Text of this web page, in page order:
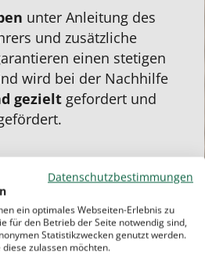
unter Anleitung des
und zusätzliche
einen stetigen
wird bei der Nachhilfe
gezieltgefordert und
Datenschutzbestimmungen
ein optimales Webseiten-Erlebnis zu
für den Betrieb der Seite notwendig sind,
Statistikzwecken genutzt werden.
zulassen möchten.